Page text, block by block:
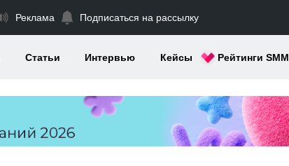
Реклама Подписаться на рассылку
Статьи Интервью Кейсы Рейтинги SMM